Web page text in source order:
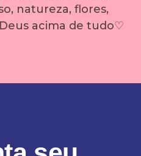
natureza, flores,
acima de tudo♡